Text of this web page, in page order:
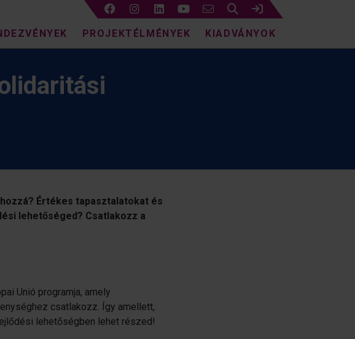
KeresésBejelentkezés
PROJEKTÉLMÉNYEK KIADVÁNYOK
Értékes tapasztalatokat és
lehetőséged? Csatlakozz a
Unió programja, amely
csatlakozz. Így amellett,
lehetőségben lehet részed!